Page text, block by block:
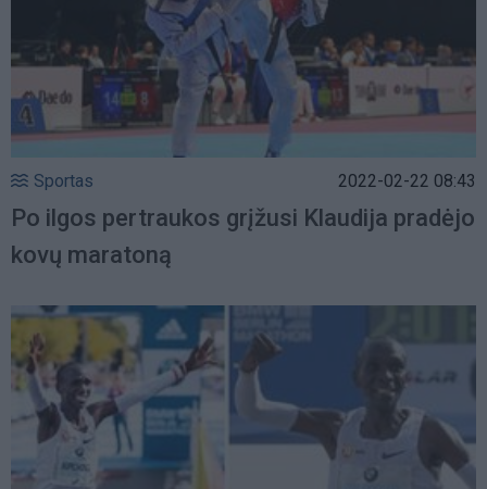
Sportas 2022-02-22 08:43
Po ilgos pertraukos grįžusi Klaudija pradėjo
kovų maratoną